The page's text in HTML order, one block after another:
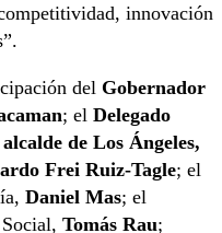
innovación
del Gobernador
; el Delegado
alcalde de Los Ángeles,
Frei Ruiz-Tagle; el
Daniel Mas; el
Tomás Rau;